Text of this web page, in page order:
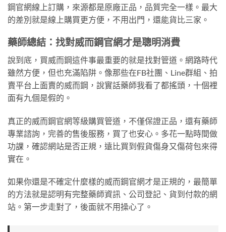
鋼官網線上訂購，來源都是原廠正品，品質完全一樣。最大
的差別就是線上購買更方便，不用出門，還能貨比三家。
藥師總結：找對威而鋼官網才是聰明消費
說到底，買威而鋼這件事最重要的就是找對管道。網路時代
雖然方便，但也充滿陷阱。像那些在FB社團、Line群組、拍
賣平台上面賣的威而鋼，說實話藥師我看了都搖頭，十個裡
面有九個是假的。
真正的威而鋼官網等級購買管道，不僅保證正品，還有藥師
專業諮詢，完善的售後服務，買了也安心。多花一點時間做
功課，確認網站是否正規，遠比買到假貨傷身又傷荷包來得
實在。
如果你還是不確定什麼樣的威而鋼官網才是正規的，最簡單
的方法就是認明有完整藥師資訊、公司登記、貨到付款的網
站。第一步走對了，後面就不用操心了。